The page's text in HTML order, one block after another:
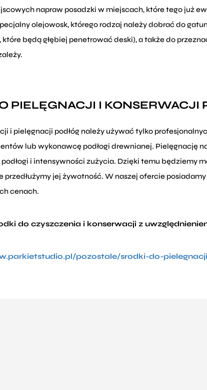
napraw posadzki w miejscach, które tego już
olejowosk, którego rodzaj należy dobrać do
które będą głębiej penetrować deski), a także do
PIELĘGNACJI I KONSERWACJI
i pielęgnacji podłóg należy używać tylko
lub wykonawcę podłogi drewnianej. Pielęgnację
i intensywności zużycia. Dzięki temu będziemy
przedłużymy jej żywotność. W naszej ofercie
cenach.
do czyszczenia i konserwacji z
pozostale/srodki-do-pielegnacji